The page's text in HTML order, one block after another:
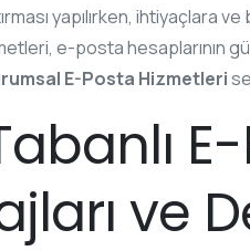
yapılırken, ihtiyaçlara
e-posta hesaplarının
E-Posta Hizmetleri
ve